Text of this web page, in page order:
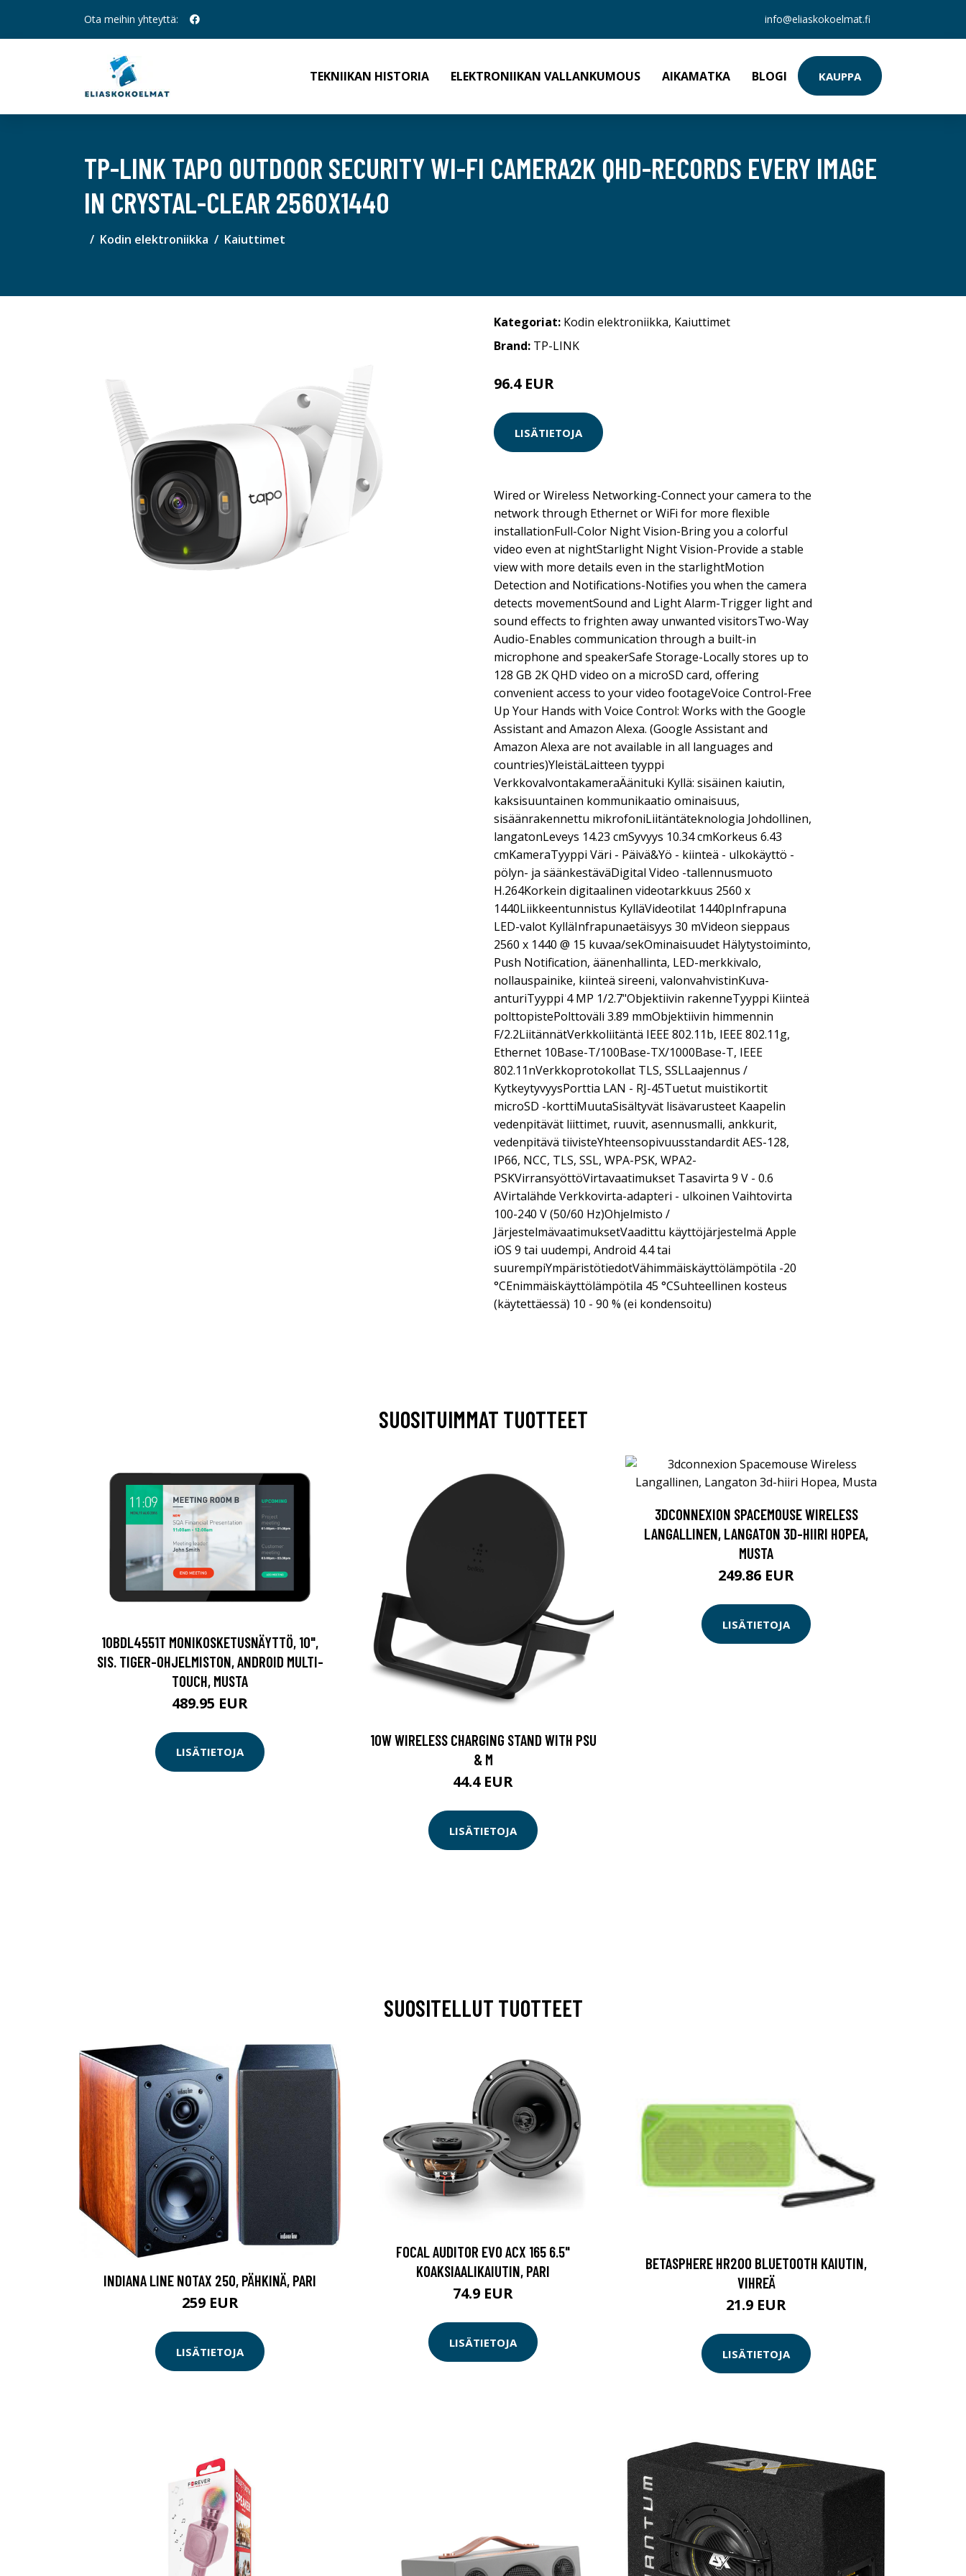
Ota meihin yhteyttä: info@eliaskokoelmat.fi
TEKNIIKAN HISTORIA ELEKTRONIIKAN VALLANKUMOUS AIKAMATKA BLOGI KAUPPA
TP-LINK TAPO OUTDOOR SECURITY WI-FI CAMERA2K QHD-RECORDS EVERY IMAGE
IN CRYSTAL-CLEAR 2560X1440
Kodin elektroniikka Kaiuttimet
Kategoriat: Kodin elektroniikka, Kaiuttimet
Brand: TP-LINK
96.4 EUR
LISÄTIETOJA
Wired or Wireless Networking-Connect your camera to the
network through Ethernet or WiFi for more flexible
installationFull-Color Night Vision-Bring you a colorful
video even at nightStarlight Night Vision-Provide a stable
view with more details even in the starlightMotion
Detection and Notifications-Notifies you when the camera
detects movementSound and Light Alarm-Trigger light and
sound effects to frighten away unwanted visitorsTwo-Way
Audio-Enables communication through a built-in
microphone and speakerSafe Storage-Locally stores up to
128 GB 2K QHD video on a microSD card, offering
convenient access to your video footageVoice Control-Free
Up Your Hands with Voice Control: Works with the Google
Assistant and Amazon Alexa. (Google Assistant and
Amazon Alexa are not available in all languages and
countries)YleistäLaitteen tyyppi
VerkkovalvontakameraÄänituki Kyllä: sisäinen kaiutin,
kaksisuuntainen kommunikaatio ominaisuus,
sisäänrakennettu mikrofoniLiitäntäteknologia Johdollinen,
langatonLeveys 14.23 cmSyvyys 10.34 cmKorkeus 6.43
cmKameraTyyppi Väri - Päivä&Yö - kiinteä - ulkokäyttö -
pölyn- ja säänkestäväDigital Video -tallennusmuoto
H.264Korkein digitaalinen videotarkkuus 2560 x
1440Liikkeentunnistus KylläVideotilat 1440pInfrapuna
LED-valot KylläInfrapunaetäisyys 30 mVideon sieppaus
2560 x 1440 @ 15 kuvaa/sekOminaisuudet Hälytystoiminto,
Push Notification, äänenhallinta, LED-merkkivalo,
nollauspainike, kiinteä sireeni, valonvahvistinKuva-
anturiTyyppi 4 MP 1/2.7"Objektiivin rakenneTyyppi Kiinteä
polttopistePolttoväli 3.89 mmObjektiivin himmennin
F/2.2LiitännätVerkkoliitäntä IEEE 802.11b, IEEE 802.11g,
Ethernet 10Base-T/100Base-TX/1000Base-T, IEEE
802.11nVerkkoprotokollat TLS, SSLLaajennus /
KytkeytyvyysPorttia LAN - RJ-45Tuetut muistikortit
microSD -korttiMuutaSisältyvät lisävarusteet Kaapelin
vedenpitävät liittimet, ruuvit, asennusmalli, ankkurit,
vedenpitävä tiivisteYhteensopivuusstandardit AES-128,
IP66, NCC, TLS, SSL, WPA-PSK, WPA2-
PSKVirransyöttöVirtavaatimukset Tasavirta 9 V - 0.6
AVirtalähde Verkkovirta-adapteri - ulkoinen Vaihtovirta
100-240 V (50/60 Hz)Ohjelmisto /
JärjestelmävaatimuksetVaadittu käyttöjärjestelmä Apple
iOS 9 tai uudempi, Android 4.4 tai
suurempiYmpäristötiedotVähimmäiskäyttölämpötila -20
°CEnimmäiskäyttölämpötila 45 °CSuhteellinen kosteus
(käytettäessä) 10 - 90 % (ei kondensoitu)
SUOSITUIMMAT TUOTTEET
10BDL4551T MONIKOSKETUSNÄYTTÖ, 10",
SIS. TIGER-OHJELMISTON, ANDROID MULTI-
TOUCH, MUSTA
489.95 EUR
LISÄTIETOJA
10W WIRELESS CHARGING STAND WITH PSU
& M
44.4 EUR
LISÄTIETOJA
3DCONNEXION SPACEMOUSE WIRELESS
LANGALLINEN, LANGATON 3D-HIIRI HOPEA,
MUSTA
249.86 EUR
LISÄTIETOJA
SUOSITELLUT TUOTTEET
INDIANA LINE NOTAX 250, PÄHKINÄ, PARI
259 EUR
LISÄTIETOJA
FOCAL AUDITOR EVO ACX 165 6.5"
KOAKSIAALIKAIUTIN, PARI
74.9 EUR
LISÄTIETOJA
BETASPHERE HR200 BLUETOOTH KAIUTIN,
VIHREÄ
21.9 EUR
LISÄTIETOJA